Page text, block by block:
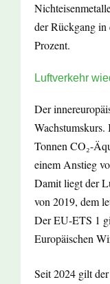
der Rückgang in
Prozent.
Luftverkehr
Der
Tonnen CO₂-
einem Anstieg
Damit liegt der
von 2019, dem
Der EU-ETS 1
Europäischen
Seit 2024 gilt